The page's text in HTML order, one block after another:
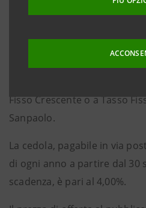
Fisso Crescente o a Tasso
Sanpaolo.
La cedola, pagabile in via
di ogni anno a partire dal 30
scadenza, è pari al 4,00%.